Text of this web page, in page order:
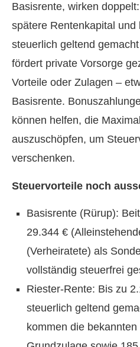
Basisrente, wirken
spätere Rentenkapital und
steuerlich geltend
fördert private Vorsorge
Vorteile oder Zulagen –
Basisrente.
können helfen, die
auszuschöpfen, um
verschenken.
Steuervorteile noch
Basisrente (Rürup):
29.344 €
(Verheiratete) als
vollständig steuerfrei
Riester-Rente: Bis zu
steuerlich geltend
kommen die